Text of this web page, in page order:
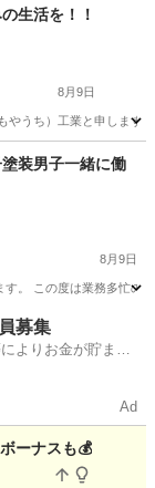
生活を！！
8月9日
やうち）工業と申しま
装男子一緒に働
8月9日
。 この度は業務多忙
募集
よりお金が貯まり
Ad
ーナスも💰️